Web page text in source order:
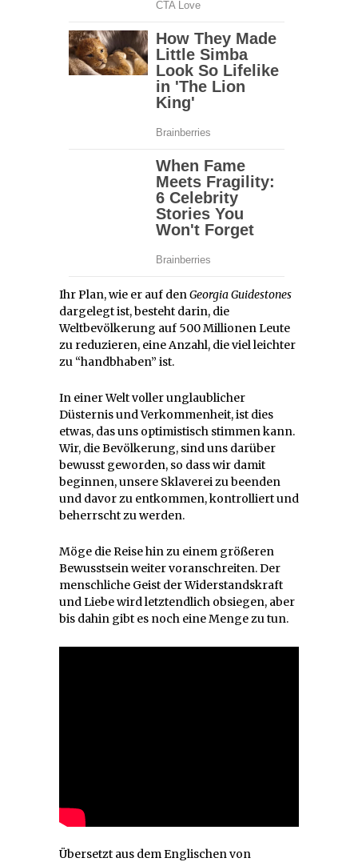
Ihr Plan, wie er auf denGeorgia Guidestones
dargelegt ist, besteht darin, die
Weltbevölkerung auf 500 Millionen Leute
zu reduzieren, eine Anzahl, die viel leichter
zu “handbhaben” ist.
In einer Welt voller unglaublicher
Düsternis und Verkommenheit, ist dies
etwas, das uns optimistisch stimmen kann.
Wir, die Bevölkerung, sind uns darüber
bewusst geworden, so dass wir damit
beginnen, unsere Sklaverei zu beenden
und davor zu entkommen, kontrolliert und
beherrscht zu werden.
Möge die Reise hin zu einem größeren
Bewusstsein weiter voranschreiten. Der
menschliche Geist der Widerstandskraft
und Liebe wird letztendlich obsiegen, aber
bis dahin gibt es noch eine Menge zu tun.
Übersetzt aus dem Englischen von